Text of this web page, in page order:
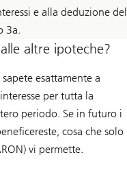
e alla deduzione del
3a.
altre ipoteche?
esattamente a
per tutta la
periodo. Se in futuro i
cosa che solo
vi permette.